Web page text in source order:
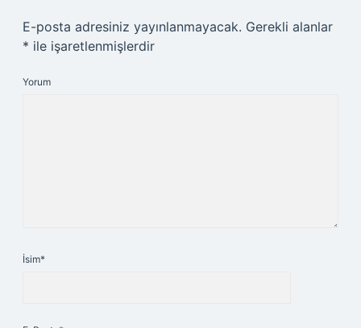
E-posta adresiniz yayınlanmayacak. Gerekli alanlar
* ile işaretlenmişlerdir
Yorum
İsim*